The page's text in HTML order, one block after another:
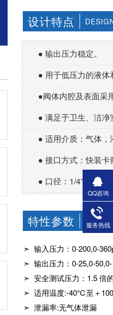
设计特点
● 输出压力稳定。
● 用于低压力的液体和
●阀体内腔及表面采用
● 满足于卫生、洁净
● 适用介质：气体，
● 接口方式：快装卡箍
● 口径：1/4”-
特性参数
➣ 输入压力：0-200,0-
➣ 输出压力：0-25,0-
➣ 安全测试压力：1.5
➣ 适用温度:-40℃至＋
➣ 泄漏率:无气体泄漏
QQ咨询
服务热线